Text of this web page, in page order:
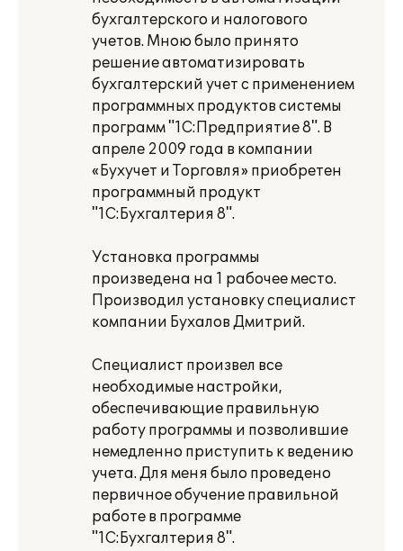
бухгалтерского и налогового
учетов. Мною было принято
решение автоматизировать
бухгалтерский учет с применением
программных продуктов системы
программ "1С:Предприятие 8". В
апреле 2009 года в компании
«Бухучет и Торговля» приобретен
программный продукт
"1С:Бухгалтерия 8".
Установка программы
произведена на 1 рабочее место.
Производил установку специалист
компании Бухалов Дмитрий.
Специалист произвел все
необходимые настройки,
обеспечивающие правильную
работу программы и позволившие
немедленно приступить к ведению
учета. Для меня было проведено
первичное обучение правильной
работе в программе
"1С:Бухгалтерия 8".